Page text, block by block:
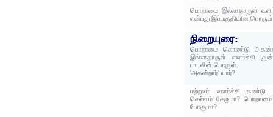
பொறாமை இல்லாதாருள்
என்பது இப்பகுதியின்
நிறையுரை:
பொறாமை கொண்டு
இல்லாதாருள் வளர்ச்சி
பாடலின் பொருள்.
'அகன்றார்' யார்?
மற்றவர் வளர்ச்சி கண்டு
செல்வம் சேருமா?
போகுமா?